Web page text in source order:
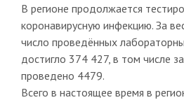
В регионе продолжается
коронавирусную инфекцию. За
число проведённых
достигло 374 427, в том числе
проведено 4479.
Всего в настоящее время в